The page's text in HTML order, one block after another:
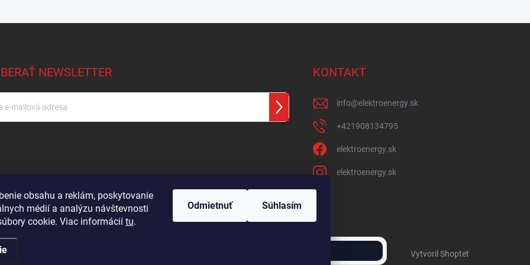
obsahu a reklám, poskytovanie
médií a analýzu návštevnosti
cookie. Viac informácií tu.
Odmietnuť Súhlasím
NEWSLETTER
Prihlásiť
sa
KONTAKT
info@elektroenergy.sk
+421908134795
elektroenergy.sk
elektroenergy.sk
Podmienky ochrany osobných údajov Kontakty Obchodné podmienky
Vytvoril Shoptet
Upraviť nastavenie cookies